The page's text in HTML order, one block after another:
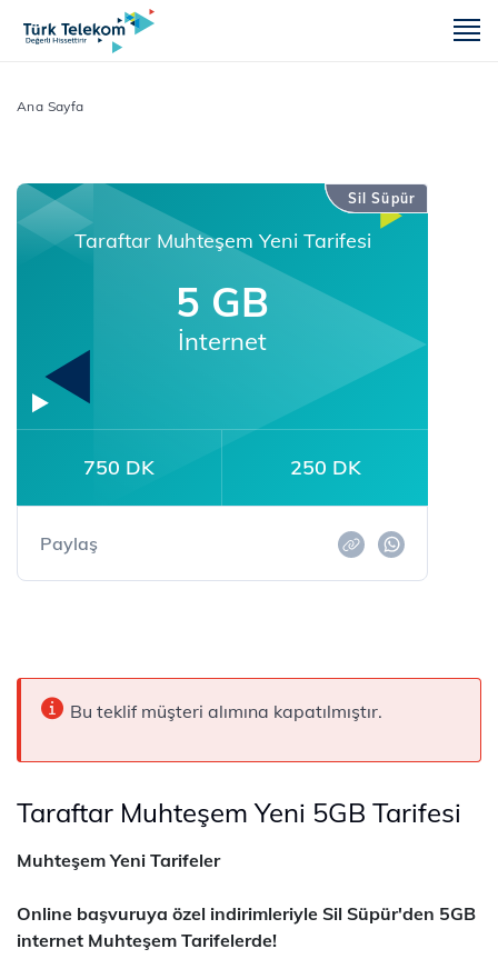
Ana Sayfa
Sil Süpür
Taraftar Muhteşem Yeni Tarifesi
5 GB
İnternet
750 DK 250 DK
Paylaş
Bu teklif müşteri alımına kapatılmıştır.
Taraftar Muhteşem Yeni 5GB Tarifesi
Muhteşem Yeni Tarifeler
Online başvuruya özel indirimleriyle Sil Süpür'den 5GB
internet Muhteşem Tarifelerde!